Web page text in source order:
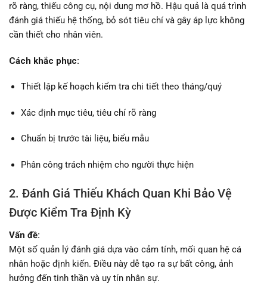
rõ ràng, thiếu công cụ, nội dung mơ hồ. Hậu quả là quá trình
đánh giá thiếu hệ thống, bỏ sót tiêu chí và gây áp lực không
cần thiết cho nhân viên.
Cách khắc phục:
Thiết lập kế hoạch kiểm tra chi tiết theo tháng/quý
Xác định mục tiêu, tiêu chí rõ ràng
Chuẩn bị trước tài liệu, biểu mẫu
Phân công trách nhiệm cho người thực hiện
2. Đánh Giá Thiếu Khách Quan Khi Bảo Vệ
Được Kiểm Tra Định Kỳ
Vấn đề:
Một số quản lý đánh giá dựa vào cảm tính, mối quan hệ cá
nhân hoặc định kiến. Điều này dễ tạo ra sự bất công, ảnh
hưởng đến tinh thần và uy tín nhân sự.